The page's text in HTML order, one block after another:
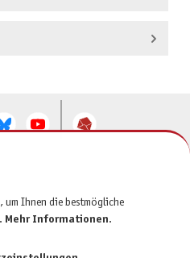
um Ihnen die bestmögliche
Mehr Informationen.